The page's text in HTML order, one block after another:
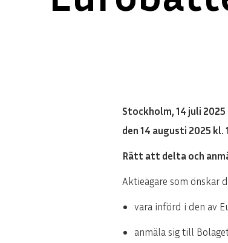
Stockholm, 14 juli
den 14 augusti 2025
Rätt att delta och
Aktieägare som önskar
vara införd i den av
anmäla sig till